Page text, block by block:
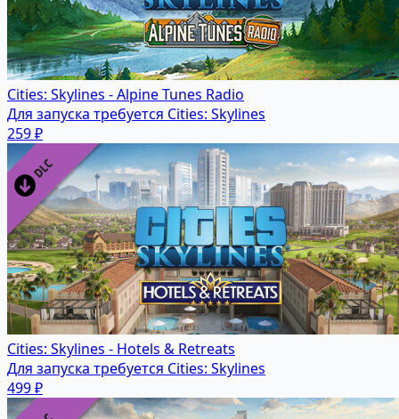
Cities: Skylines - Alpine Tunes Radio
Для запуска требуется Cities: Skylines
259 ₽
Cities: Skylines - Hotels & Retreats
Для запуска требуется Cities: Skylines
499 ₽